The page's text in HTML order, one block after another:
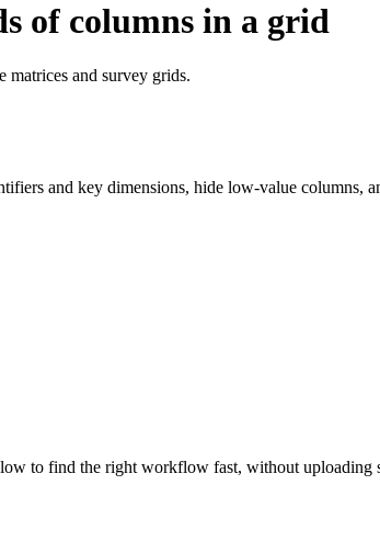
of columns in a grid
and survey grids.
and key dimensions, hide low-value columns,
to find the right workflow fast, without uploading